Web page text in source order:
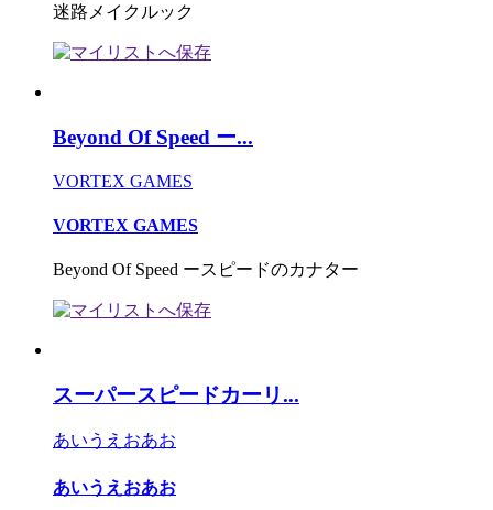
迷路メイクルック
Beyond Of Speed ー...
VORTEX GAMES
VORTEX GAMES
Beyond Of Speed ースピードのカナター
スーパースピードカーリ...
あいうえおあお
あいうえおあお